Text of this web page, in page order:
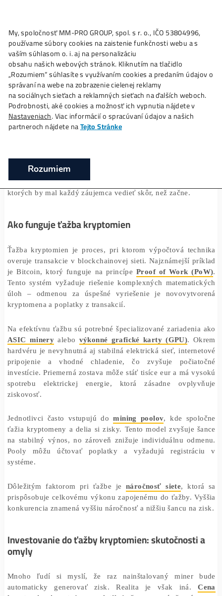
Ako toFunguje? Oplatí saŤažba? Zisky TU
Zarábajte kým spíte: Pravda o ťažbe
kryptomien
Domov ❯ Články ❯ Zarábajte kým spíte: Pravda o ťažbe
19/05/2025 Marek Jendrál
Kryptomenysú lákadlom pre investorov, ktorí chcú
pasívne. Ťažba kryptomien sa často prezentuje ako
spôsob, ako „zarábať, kým spíte“. No za týmto
Ako funguje ťažba kryptomien
Ťažba kryptomien je proces, pri ktorom výpočtová
overuje transakcie v blockchainovej sieti. Najznámejší
je Bitcoin, ktorý funguje na princípe
úloh – odmenou za úspešné vyriešenie je
kryptomena a poplatky z transakcií.
Na efektívnu ťažbu sú potrebné špecializované
ASIC mineryalebovýkonné grafické karty (GPU).
hardvéru je nevyhnutná aj stabilná elektrická sieť,
investície. Priemerná zostava môže stáť tisíce eur a má
spotrebu elektrickej energie, ktorá zásadne
ziskovosť.
ťažia kryptomeny a delia si zisky. Tento model zvyšuje
na stabilný výnos, no zároveň znižuje individuálnu
Pooly môžu účtovať poplatky a vyžadujú
Dôležitým faktorom pri ťažbe jenáročnosť siete,
prispôsobuje celkovému výkonu zapojenému do ťažby.
My, spoločnosť MM-PRO GROUP, spol. s r. o., IČO
používame súbory cookies na zaistenie funkčnosti webu a
vaším súhlasom o. i. aj na personalizáciu
obsahu našich webových stránok. Kliknutím na tlačidlo
„Rozumiem“ súhlasíte s využívaním cookies a predaním
správaní na webe na zobrazenie cielenej reklamy
na sociálnych sieťach a reklamných sieťach na ďalších
Podrobnosti, aké cookies a možnosť ich vypnutia nájdete v
Nastaveniach. Viac informácií o spracúvaní údajov a našich
Rozumiem